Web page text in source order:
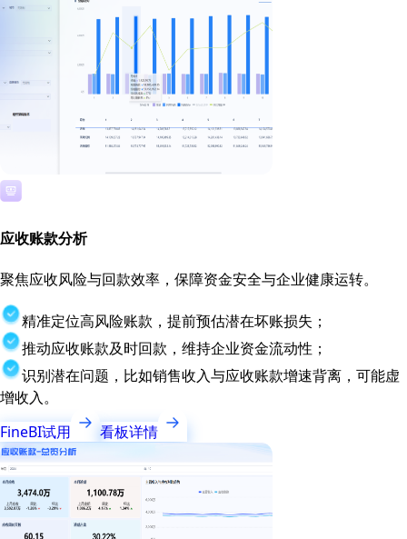
应收账款分析
聚焦应收风险与回款效率，保障资金安全与企业健康运转。
精准定位高风险账款，提前预估潜在坏账损失；
推动应收账款及时回款，维持企业资金流动性；
识别潜在问题，比如销售收入与应收账款增速背离，可能虚
增收入。
FineBI试用
看板详情